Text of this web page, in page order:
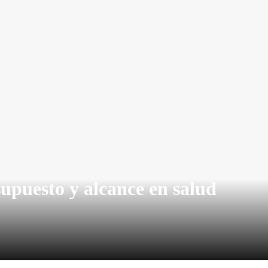
y alcance en salud